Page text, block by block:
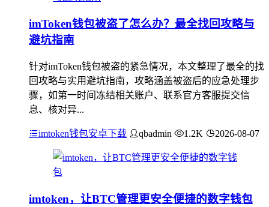
imToken钱包被盗了怎么办？最全找回攻略与
避坑指南
针对imToken钱包被盗的紧急情况，本文整理了最全的找
回攻略与实用避坑指南，攻略涵盖被盗后的应急处理步
骤，如第一时间冻结相关账户、联系官方客服提交信
息、核对异...
imtoken钱包安卓下载 qbadmin 1.2K 2026-08-07
imtoken，让BTC管理更安全便捷的数字钱包